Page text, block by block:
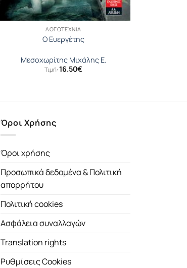
ΛΟΓΟΤΕΧΝΊΑ
Ο Ευεργέτης
Μεσοχωρίτης Μιχάλης Ε.
Τιμή:16.50€
Όροι Χρήσης
Όροι χρήσης
Προσωπικά δεδομένα & Πολιτική
απορρήτου
Πολιτική cookies
Ασφάλεια συναλλαγών
Translation rights
Ρυθμίσεις Cookies